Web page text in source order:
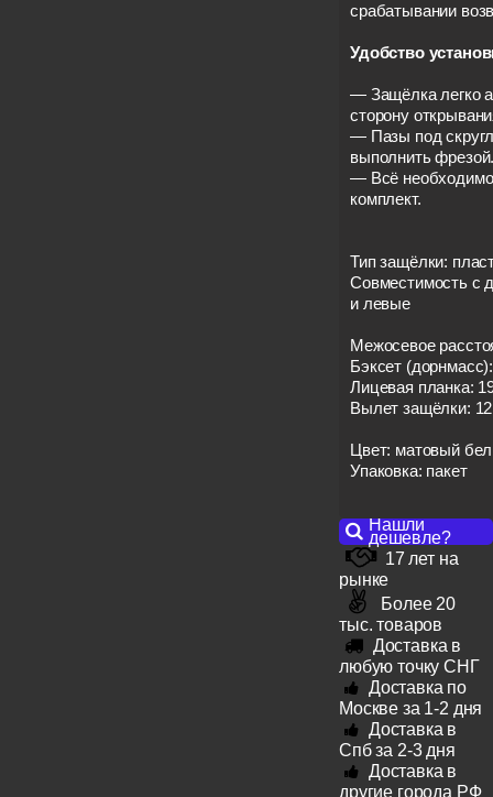
срабатывании
Удобство
— Защёлка легко
сторону
— Пазы под
выполнить
— Всё
комплект.
Тип защёлки:
Совместимость с
и левые
Межосевое
Бэксет
Лицевая планка:
Вылет защёлки:
Цвет: матовый
Упаковка: пакет
Нашли
дешевле?
17 лет на
рынке
Более 20
тыс. товаров
Доставка в
любую точку СНГ
Доставка по
Москве за 1-2 дня
Доставка в
Спб за 2-3 дня
Доставка в
другие города РФ